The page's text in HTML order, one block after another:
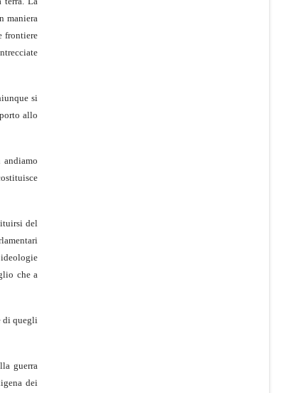
maniera
frontiere
si
allo
del
che a
di quegli
guerra
dei